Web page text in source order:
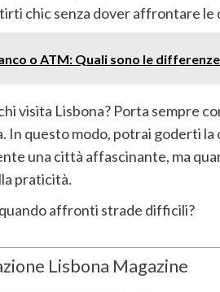
chic senza dover affrontare
o ATM: Quali sono le
visita Lisbona? Porta sempre
In questo modo, potrai goderti
una città affascinante, ma
praticità.
affronti strade difficili?
Lisbona Magazine